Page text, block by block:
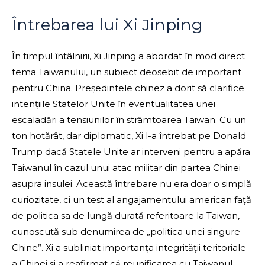
Întrebarea lui Xi Jinping
În timpul întâlnirii, Xi Jinping a abordat în mod direct
tema Taiwanului, un subiect deosebit de important
pentru China. Președintele chinez a dorit să clarifice
intențiile Statelor Unite în eventualitatea unei
escaladări a tensiunilor în strâmtoarea Taiwan. Cu un
ton hotărât, dar diplomatic, Xi l-a întrebat pe Donald
Trump dacă Statele Unite ar interveni pentru a apăra
Taiwanul în cazul unui atac militar din partea Chinei
asupra insulei. Această întrebare nu era doar o simplă
curiozitate, ci un test al angajamentului american față
de politica sa de lungă durată referitoare la Taiwan,
cunoscută sub denumirea de „politica unei singure
Chine”. Xi a subliniat importanța integrității teritoriale